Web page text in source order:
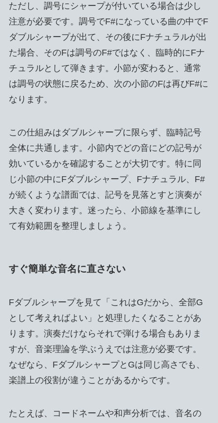
ただし、調号にシャープが付いている場合は少し
注意が必要です。調号でF#になっている曲の中でF
ダブルシャープが出て、その後にFナチュラルが出
た場合、そのFは調号のF#ではなく、臨時的にFナ
チュラルとして弾きます。小節が変わると、通常
は調号の状態に戻るため、次の小節のFは再びF#に
なります。
この仕組みはダブルシャープに限らず、臨時記号
全体に共通します。小節内でどの音にどの記号が
効いているかを確認することが大切です。特に同
じ小節の中にFダブルシャープ、Fナチュラル、F#
が続くような譜面では、記号を見落とすと演奏が
大きく変わります。迷ったら、小節線を基準にし
て有効範囲を整理しましょう。
すぐ簡単な音名に直さない
Fダブルシャープを見て「これはGだから、全部G
として考えればよい」と処理したくなることがあ
ります。演奏だけならそれで弾ける場合もありま
すが、音楽理論を学ぶうえでは注意が必要です。
なぜなら、FダブルシャープとGは同じ高さでも、
楽譜上の役割が違うことがあるからです。
たとえば、コードネームや和声分析では、音名の